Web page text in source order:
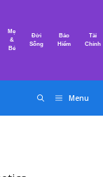
Mẹ
&
Bé
Đời
Sống
Bảo
Hiểm
Tài
Chính
Menu